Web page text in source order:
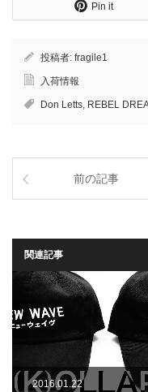
Pin it
投稿者: fragile1
入荷情報
Don Letts, REBEL
前の記事
関連記事
2016.01.22